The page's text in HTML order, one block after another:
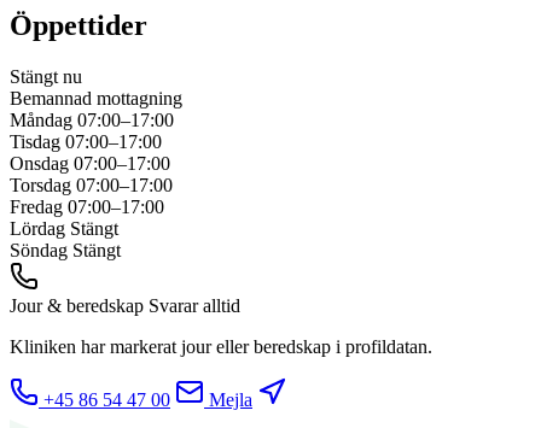
Öppettider
Stängt nu
Bemannad mottagning
Måndag 07:00–17:00
Tisdag 07:00–17:00
Onsdag 07:00–17:00
Torsdag 07:00–17:00
Fredag 07:00–17:00
Lördag Stängt
Söndag Stängt
Jour & beredskap Svarar alltid
Kliniken har markerat jour eller beredskap i profildatan.
+45 86 54 47 00 Mejla